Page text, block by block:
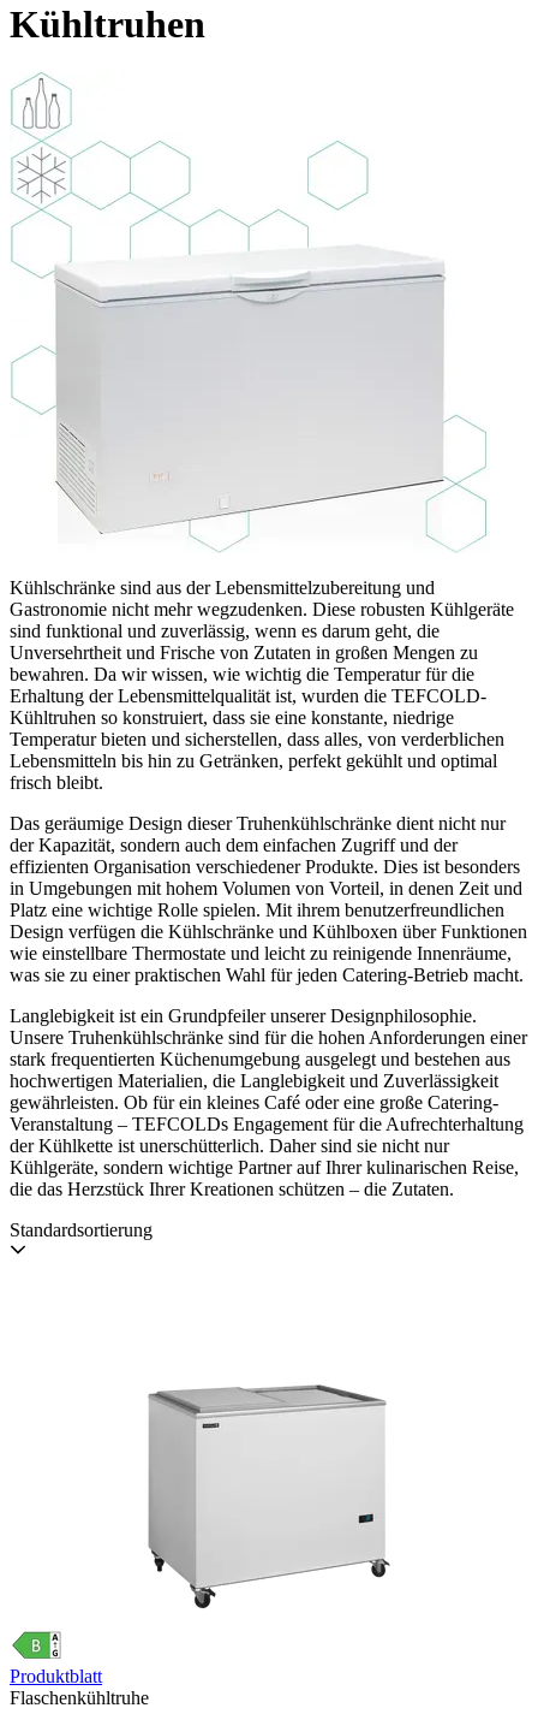
Kühltruhen
Kühlschränke sind aus der Lebensmittelzubereitung und
Gastronomie nicht mehr wegzudenken. Diese robusten Kühlgeräte
sind funktional und zuverlässig, wenn es darum geht, die
Unversehrtheit und Frische von Zutaten in großen Mengen zu
bewahren. Da wir wissen, wie wichtig die Temperatur für die
Erhaltung der Lebensmittelqualität ist, wurden die TEFCOLD-
Kühltruhen so konstruiert, dass sie eine konstante, niedrige
Temperatur bieten und sicherstellen, dass alles, von verderblichen
Lebensmitteln bis hin zu Getränken, perfekt gekühlt und optimal
frisch bleibt.
Das geräumige Design dieser Truhenkühlschränke dient nicht nur
der Kapazität, sondern auch dem einfachen Zugriff und der
effizienten Organisation verschiedener Produkte. Dies ist besonders
in Umgebungen mit hohem Volumen von Vorteil, in denen Zeit und
Platz eine wichtige Rolle spielen. Mit ihrem benutzerfreundlichen
Design verfügen die Kühlschränke und Kühlboxen über Funktionen
wie einstellbare Thermostate und leicht zu reinigende Innenräume,
was sie zu einer praktischen Wahl für jeden Catering-Betrieb macht.
Langlebigkeit ist ein Grundpfeiler unserer Designphilosophie.
Unsere Truhenkühlschränke sind für die hohen Anforderungen einer
stark frequentierten Küchenumgebung ausgelegt und bestehen aus
hochwertigen Materialien, die Langlebigkeit und Zuverlässigkeit
gewährleisten. Ob für ein kleines Café oder eine große Catering-
Veranstaltung – TEFCOLDs Engagement für die Aufrechterhaltung
der Kühlkette ist unerschütterlich. Daher sind sie nicht nur
Kühlgeräte, sondern wichtige Partner auf Ihrer kulinarischen Reise,
die das Herzstück Ihrer Kreationen schützen – die Zutaten.
Standardsortierung
Produktblatt
Flaschenkühltruhe